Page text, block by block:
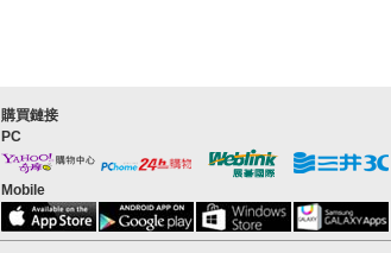
購買鏈接
PC
Mobile